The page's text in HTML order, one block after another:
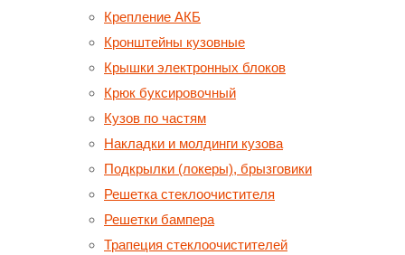
Крепление АКБ
Кронштейны кузовные
Крышки электронных блоков
Крюк буксировочный
Кузов по частям
Накладки и молдинги кузова
Подкрылки (локеры), брызговики
Решетка стеклоочистителя
Решетки бампера
Трапеция стеклоочистителей